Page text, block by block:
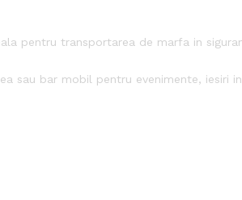
pentru transportarea de marfa in
sau bar mobil pentru evenimente, iesiri